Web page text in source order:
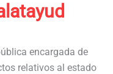
encargada de
relativos al estado